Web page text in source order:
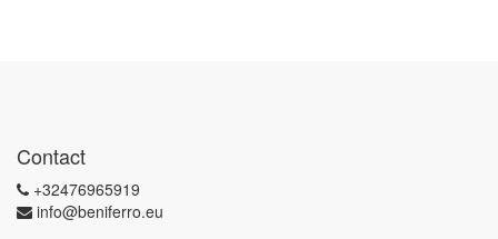
Contact
+32476965919
info@beniferro.eu